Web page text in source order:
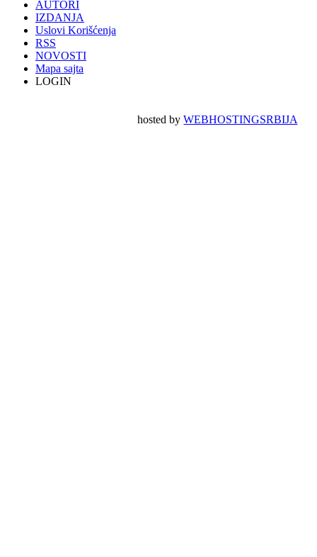
AUTORI
IZDANJA
Uslovi Korišćenja
RSS
NOVOSTI
Mapa sajta
LOGIN
hosted byWEBHOSTINGSRBIJA